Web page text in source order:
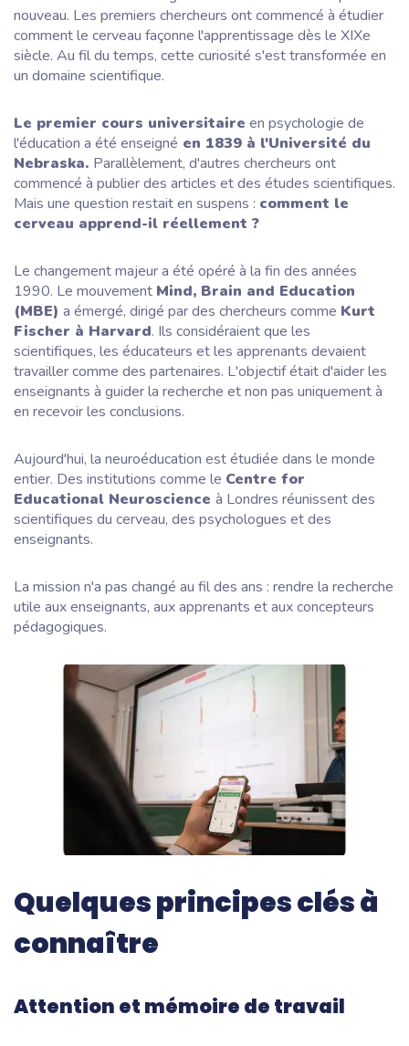
nouveau. Les premiers chercheurs ont commencé à étudier
comment le cerveau façonne l'apprentissage dès le XIXe
siècle. Au fil du temps, cette curiosité s'est transformée en
un domaine scientifique.
Le premier cours universitaire en psychologie de
l'éducation a été enseigné en 1839 à l'Université du
Nebraska. Parallèlement, d'autres chercheurs ont
commencé à publier des articles et des études scientifiques.
Mais une question restait en suspens : comment le
cerveau apprend-il réellement ?
Le changement majeur a été opéré à la fin des années
1990. Le mouvement Mind, Brain and Education
(MBE) a émergé, dirigé par des chercheurs comme Kurt
Fischer à Harvard. Ils considéraient que les
scientifiques, les éducateurs et les apprenants devaient
travailler comme des partenaires. L'objectif était d'aider les
enseignants à guider la recherche et non pas uniquement à
en recevoir les conclusions.
Aujourd'hui, la neuroéducation est étudiée dans le monde
entier. Des institutions comme le Centre for
Educational Neuroscience à Londres réunissent des
scientifiques du cerveau, des psychologues et des
enseignants.
La mission n'a pas changé au fil des ans : rendre la recherche
utile aux enseignants, aux apprenants et aux concepteurs
pédagogiques.
Quelques principes clés à
connaître
Attention et mémoire de travail